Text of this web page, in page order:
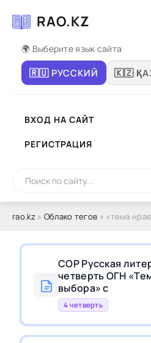
RAO.KZ
🌍 Выберите язык сайта
🇷🇺 РУССКИЙ 🇰🇿
ВХОД НА САЙТ
РЕГИСТРАЦИЯ
rao.kz» Облако тегов » «тема
СОР Русская
четверть ОГН
выбора» с
4 четверть